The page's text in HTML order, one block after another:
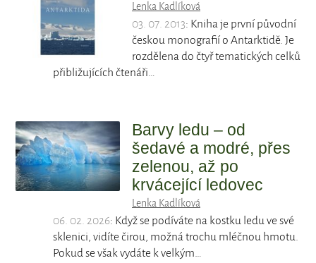
Lenka Kadlíková
03. 07. 2013: Kniha je první původní
českou monografií o Antarktidě. Je
rozdělena do čtyř tematických celků
přibližujících čtenáři…
Barvy ledu – od
šedavé a modré, přes
zelenou, až po
krvácející ledovec
Lenka Kadlíková
06. 02. 2026: Když se podíváte na kostku ledu ve své
sklenici, vidíte čirou, možná trochu mléčnou hmotu.
Pokud se však vydáte k velkým…